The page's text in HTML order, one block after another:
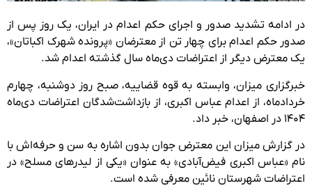
در ادامه تشدید صدور و اجرای حکم اعدام در ایران، یک روز پس از
صدور حکم اعدام برای چهار تن از معترضان «پرونده شهرک اکباتان»،
یک معترض دیگر از اعتراضات دی‌ماه سال گذشته اعدام شد.
خبرگزاری میزان، وابسته به قوه قضاییه، صبح روز دوشنبه، چهارم
خردادماه، از اعدام عباس اکبری، از بازداشت‌شدگان اعتراضات دی‌ماه
۱۴۰۴ در اصفهان، خبر داد.
در گزارش میزان این معترض جوان بدون اشاره به سن و حرفه‌اش با
نام «عباس اکبری فیض‌آبادی» به عنوان «یکی از لیدرهای مسلح» در
اعتراضات شهرستان نائین معرفی شده است.